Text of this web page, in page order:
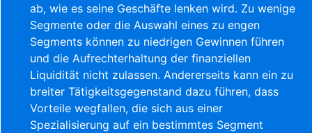
ab, wie es seine Geschäfte lenken wird. Zu wenige
Segmente oder die Auswahl eines zu engen
Segments können zu niedrigen Gewinnen führen
und die Aufrechterhaltung der finanziellen
Liquidität nicht zulassen. Andererseits kann ein zu
breiter Tätigkeitsgegenstand dazu führen, dass
Vorteile wegfallen, die sich aus einer
Spezialisierung auf ein bestimmtes Segment